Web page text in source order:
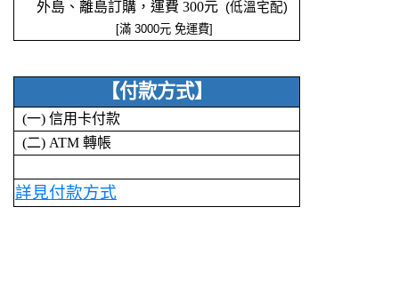
外島、離島訂購，運費 300元 (低溫宅配)
[滿 3000元 免運費]
【付款方式】
(一) 信用卡付款
(二) ATM 轉帳
詳見付款方式